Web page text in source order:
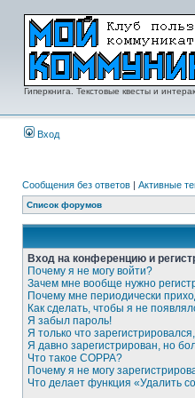
Гиперкнига. Текстовые квесты и
Вход
Сообщения без ответов | Активные
Список форумов
Вход на конференцию и
Почему я не могу войти?
Зачем мне вообще нужно
Почему мне периодически
Как сделать, чтобы я не
Я забыл пароль!
Я только что
Я давно зарегистрирован, но
Что такое COPPA?
Почему я не могу
Что делает функция «Удалить